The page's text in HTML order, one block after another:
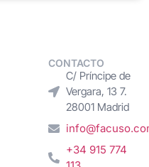
CONTACTO
C/ Príncipe de
Vergara, 13 7.
28001 Madrid
+34 915 774